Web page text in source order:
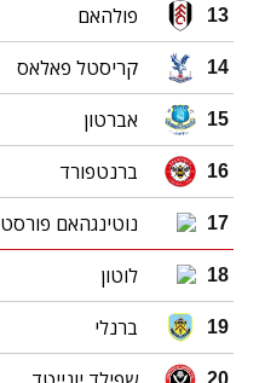
13 פולהאם
14 קריסטל פאלאס
15 אברטון
16 ברנטפורד
17 נוטינגהאם פורסט
18 לוטון
19 ברנלי
20